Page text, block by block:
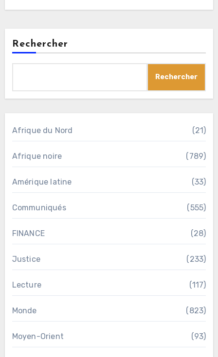
Rechercher
Rechercher
Afrique du Nord (21)
Afrique noire (789)
Amérique latine (33)
Communiqués (555)
FINANCE (28)
Justice (233)
Lecture (117)
Monde (823)
Moyen-Orient (93)